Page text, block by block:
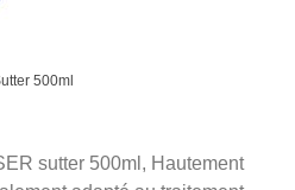
500ml
sutter 500ml, Hautement